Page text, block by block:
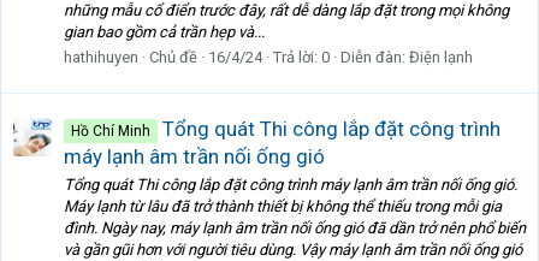
những mẫu cổ điển trước đây, rất dễ dàng lắp đặt trong mọi không
gian bao gồm cả trần hẹp và...
hathihuyen
Chủ đề 16/4/24 Trả lời: 0 Diễn đàn: Điện lạnh
Hồ Chí Minh
Tổng quát Thi công lắp đặt công trình
máy lạnh âm trần nối ống gió
Tổng quát Thi công lắp đặt công trình máy lạnh âm trần nối ống gió.
Máy lạnh từ lâu đã trở thành thiết bị không thể thiếu trong mỗi gia
đình. Ngày nay, máy lạnh âm trần nối ống gió đã dần trở nên phổ biến
và gần gũi hơn với người tiêu dùng. Vậy máy lạnh âm trần nối ống gió